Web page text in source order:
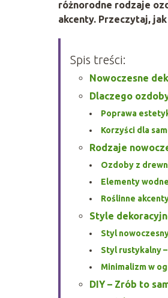
różnorodne rodzaje
akcenty. Przeczytaj,
Spis treści:
Nowoczesne
Dlaczego
Poprawa
Korzyści dla
Rodzaje
Ozdoby z
Elementy
Roślinne
Style
Styl
Styl rustykalny
Minimalizm w
DIY – Zrób to